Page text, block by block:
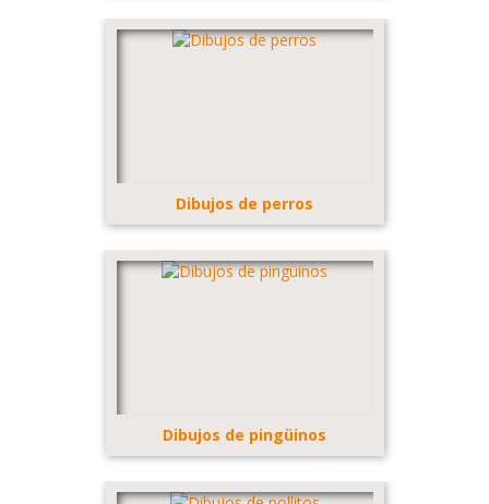
Dibujos de perros
Dibujos de pingüinos